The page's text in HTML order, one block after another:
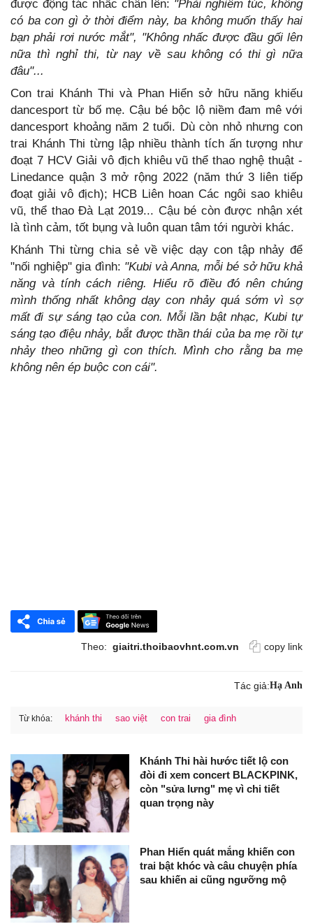
được động tác nhấc chân lên: "Phải nghiêm túc, không
có ba con gì ở thời điểm này, ba không muốn thấy hai
bạn phải rơi nước mắt", "Không nhấc được đầu gối lên
nữa thì nghỉ thi, từ nay về sau không có thi gì nữa
đâu"...
Con trai Khánh Thi và Phan Hiển sở hữu năng khiếu
dancesport từ bố mẹ. Cậu bé bộc lộ niềm đam mê với
dancesport khoảng năm 2 tuổi. Dù còn nhỏ nhưng con
trai Khánh Thi từng lập nhiều thành tích ấn tượng như
đoạt 7 HCV Giải vô địch khiêu vũ thể thao nghệ thuật -
Linedance quận 3 mở rộng 2022 (năm thứ 3 liên tiếp
đoạt giải vô địch); HCB Liên hoan Các ngôi sao khiêu
vũ, thể thao Đà Lạt 2019... Cậu bé còn được nhận xét
là tình cảm, tốt bụng và luôn quan tâm tới người khác.
Khánh Thi từng chia sẻ về việc dạy con tập nhảy để
"nối nghiệp" gia đình: "Kubi và Anna, mỗi bé sở hữu khả
năng và tính cách riêng. Hiểu rõ điều đó nên chúng
mình thống nhất không dạy con nhảy quá sớm vì sợ
mất đi sự sáng tạo của con. Mỗi lần bật nhạc, Kubi tự
sáng tạo điệu nhảy, bắt được thần thái của ba mẹ rồi tự
nhảy theo những gì con thích. Mình cho rằng ba mẹ
không nên ép buộc con cái".
Theo: giaitri.thoibaovhnt.com.vn copy link
Tác giả:Hạ Anh
Từ khóa: khánh thi sao việt con trai gia đình
Khánh Thi hài hước tiết lộ con
đòi đi xem concert BLACKPINK,
còn "sửa lưng" mẹ vì chi tiết
quan trọng này
Phan Hiển quát mắng khiến con
trai bật khóc và câu chuyện phía
sau khiến ai cũng ngưỡng mộ